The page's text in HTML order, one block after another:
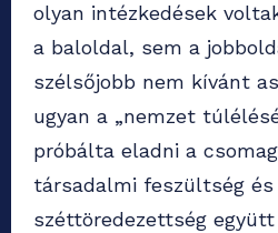
olyan intézkedések
a baloldal, sem a
szélsőjobb nem kívánt
ugyan a „nemzet
próbálta eladni a
társadalmi feszültség
széttöredezettség